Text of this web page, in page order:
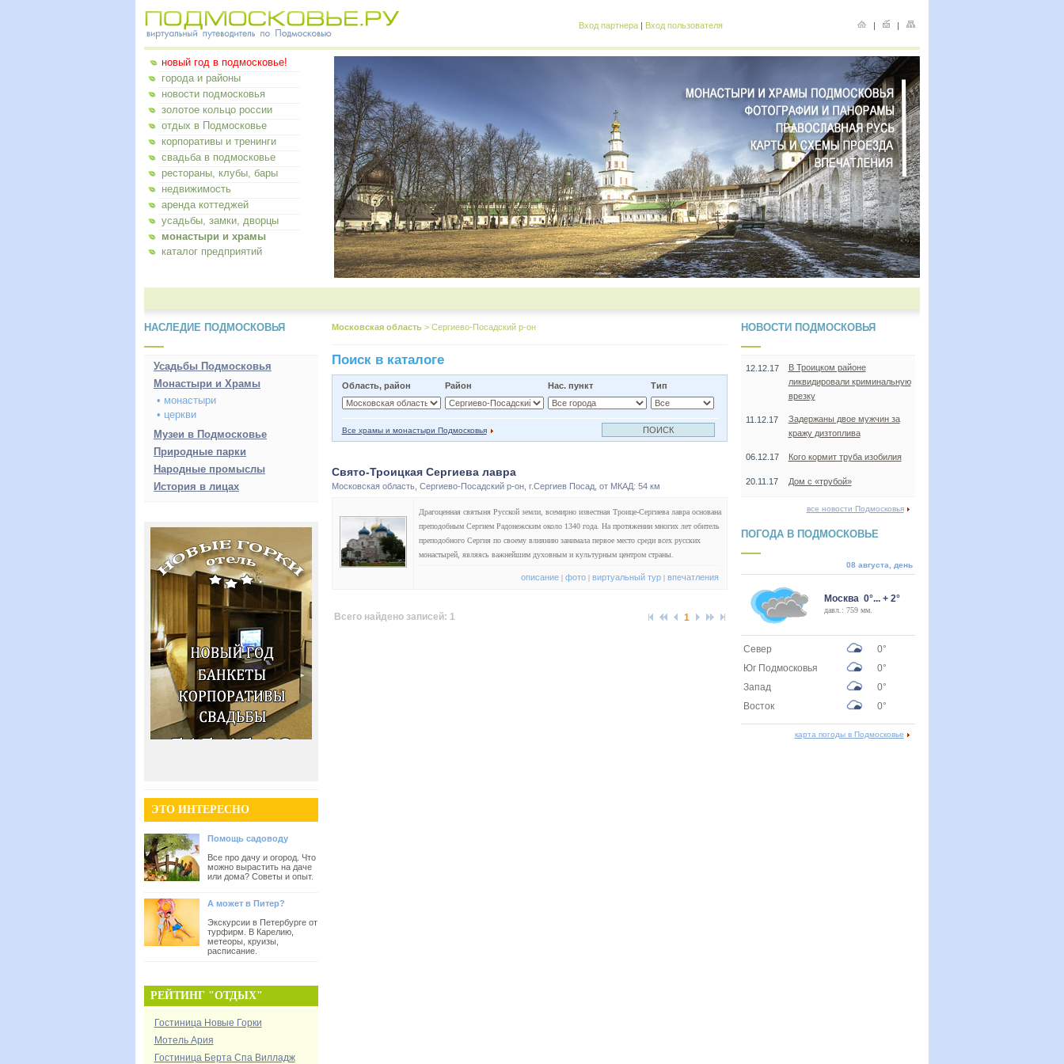
Вход партнера | Вход пользователя | |
новый год в подмосковье!
города и районы
новости подмосковья
золотое кольцо россии
отдых в Подмосковье
корпоративы и тренинги
свадьба в подмосковье
рестораны, клубы, бары
недвижимость
аренда коттеджей
усадьбы, замки, дворцы
монастыри и храмы
каталог предприятий
НАСЛЕДИЕ ПОДМОСКОВЬЯ
Усадьбы Подмосковья
Монастыри и Храмы
• монастыри
• церкви
Музеи в Подмосковье
Природные парки
Народные промыслы
История в лицах
ЭТО ИНТЕРЕСНО
Помощь садоводу
Все про дачу и огород. Что
можно вырастить на даче
или дома? Советы и опыт.
А может в Питер?
Экскурсии в Петербурге от
турфирм. В Карелию,
метеоры, круизы,
расписание.
РЕЙТИНГ "ОТДЫХ"
Гостиница Новые Горки
Мотель Ария
Гостиница Берта Спа Вилладж
Московская область > Сергиево-Посадский р-он
Поиск в каталоге
Область, район Район Нас. пункт Тип
Все храмы и монастыри Подмосковья
Свято-Троицкая Сергиева лавра
Московская область Сергиево-Посадский р-он г.Сергиев Посад , от МКАД: 54 км
Драгоценная святыня Русской земли, всемирно известная Троице-Сергиева лавра основана
преподобным Сергием Радонежским около 1340 года. На протяжении многих лет обитель
преподобного Сергия по своему влиянию занимала первое место среди всех русских
монастырей, являясь важнейшим духовным и культурным центром страны.
описание | фото | виртуальный тур | впечатления
Всего найдено записей: 1 1
НОВОСТИ ПОДМОСКОВЬЯ
12.12.17
В Троицком районе
ликвидировали криминальную
врезку
11.12.17
Задержаны двое мужчин за
кражу дизтоплива
06.12.17 Кого кормит труба изобилия
20.11.17 Дом с «трубой»
все новости Подмосковья
ПОГОДА В ПОДМОСКОВЬЕ
08 августа, день
Москва 0°... + 2°
давл.: 759 мм.
Север
0°
Юг Подмосковья
0°
Запад
0°
Восток
0°
карта погоды в Подмосковье